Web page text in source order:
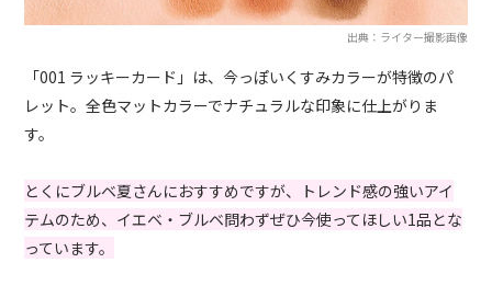
出典：ライター撮影画像
「001 ラッキーカード」は、今っぽいくすみカラーが特徴のパ
レット。全色マットカラーでナチュラルな印象に仕上がりま
す。
とくにブルベ夏さんにおすすめですが、トレンド感の強いアイ
テムのため、イエベ・ブルベ問わずぜひ今使ってほしい1品とな
っています。